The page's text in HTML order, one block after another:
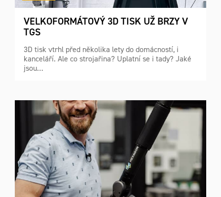
VELKOFORMÁTOVÝ 3D TISK UŽ BRZY V
TGS
3D tisk vtrhl před několika lety do domácností, i
kanceláří. Ale co strojařina? Uplatní se i tady? Jaké
jsou…